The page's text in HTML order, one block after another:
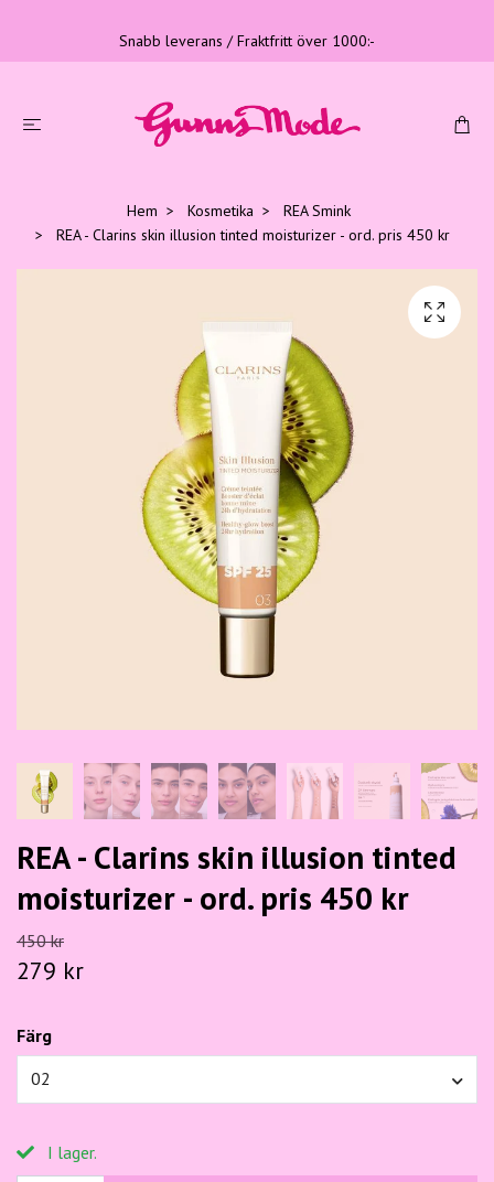
Snabb leverans / Fraktfritt över 1000:-
Hem Kosmetika
REA Smink
REA - Clarins skin illusion tinted moisturizer - ord. pris 450 kr
REA - Clarins skin illusion tinted
moisturizer - ord. pris 450 kr
450 kr
279 kr
Färg
02
I lager.